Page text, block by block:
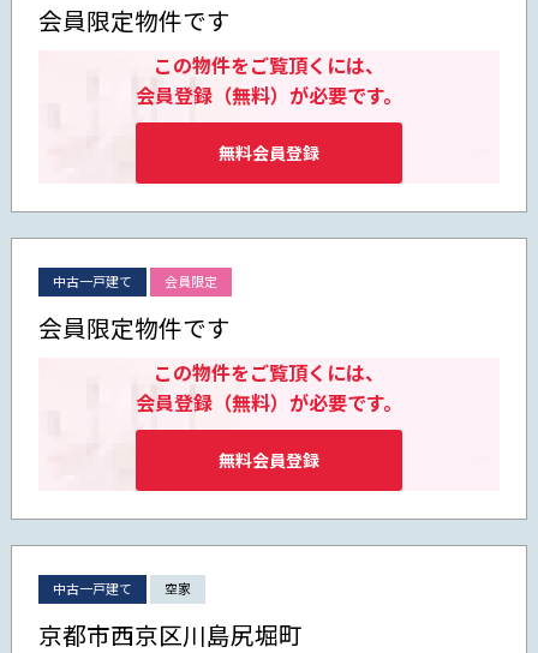
会員限定物件です
この物件をご覧頂くには、
会員登録（無料）が必要です。
無料会員登録
中古一戸建て 会員限定
会員限定物件です
この物件をご覧頂くには、
会員登録（無料）が必要です。
無料会員登録
中古一戸建て 空家
京都市西京区川島尻堀町